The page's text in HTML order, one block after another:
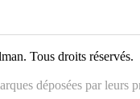
Tous droits réservés.
déposées par leurs